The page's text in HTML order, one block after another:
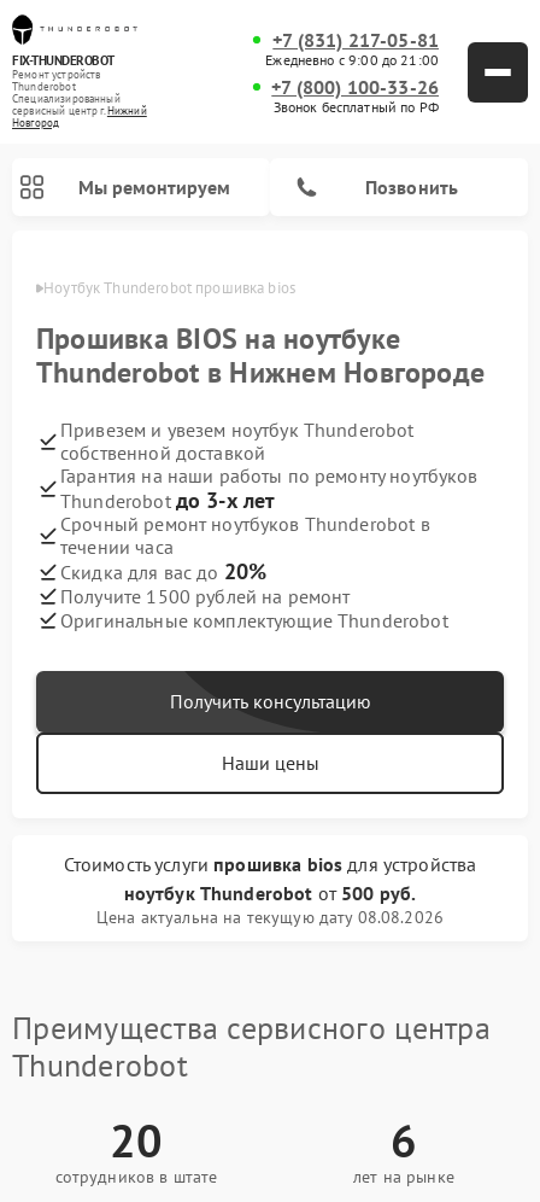
FIX-THUNDEROBOT
Ремонт устройств
Thunderobot
Специализированный
cервисный центр г.Нижний
Новгород
+7 (831) 217-05-81
Ежедневно с 9:00 до 21:00
+7 (800) 100-33-26
Звонок бесплатный по РФ
Мы ремонтируем Позвонить
Ноутбук Thunderobot прошивка bios
Прошивка BIOS на ноутбуке
Thunderobot в Нижнем Новгороде
Привезем и увезем ноутбук Thunderobot
собственной доставкой
Гарантия на наши работы по ремонту ноутбуков
Thunderobot до 3-х лет
Срочный ремонт ноутбуков Thunderobot в
течении часа
Скидка для вас до 20%
Получите 1500 рублей на ремонт
Оригинальные комплектующие Thunderobot
Получить консультацию
Наши цены
Стоимость услуги прошивка bios для устройства
ноутбук Thunderobot от 500 руб.
Цена актуальна на текущую дату 08.08.2026
Преимущества сервисного центра
Thunderobot
20
сотрудников в штате
6
лет на рынке